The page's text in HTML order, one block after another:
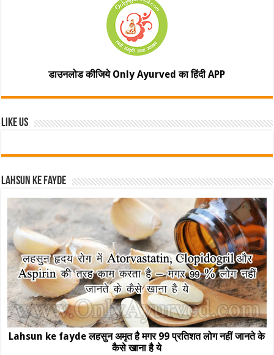
डाउनलोड कीजिये Only Ayurved का हिंदी APP
Like Us
Lahsun ke fayde
Lahsun ke fayde लहसुन अमृत है मगर 99 प्रतिशत लोग नहीं जानते के
कैसे खाना है ये